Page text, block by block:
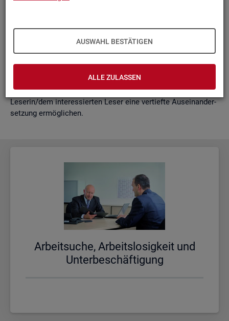
AUSWAHL BESTÄTIGEN
ALLE ZULASSEN
sam­men­ge­fasst. Damit ent­steht ein klei­nes Nach­schla­ge­
werk zu zen­tra­len Be­grif­fen und Fra­ge­stel­lun­gen der Ar­beits­
markt- und Grund­si­che­rungs­sta­tis­tik. Dabei wer­den diese Be­
grif­fe in kur­zer Form er­klärt und immer auch mit wei­ter­füh­
ren­den In­for­ma­ti­ons­quel­len ver­bun­den, die der in­ter­es­sier­ten
Le­se­rin/dem in­ter­es­sier­ten Leser eine ver­tief­te Aus­ein­an­der­
set­zung er­mög­li­chen.
Ar­beit­su­che, Ar­beits­lo­sig­keit und
Un­ter­be­schäf­ti­gung